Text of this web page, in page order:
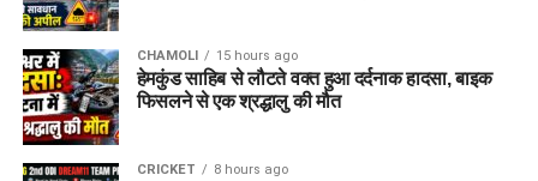
CHAMOLI 15 hours ago
हेमकुंड साहिब से लौटते वक्त हुआ दर्दनाक हादसा, बाइक
फिसलने से एक श्रद्धालु की मौत
CRICKET 8 hours ago